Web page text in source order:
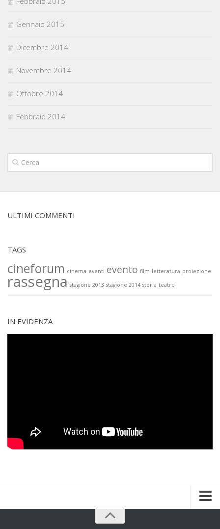
Gennaio 2015
Dicembre 2014
Novembre 2014
Ottobre 2014
Febbraio 2014
ULTIMI COMMENTI
TAGS
cineforum cinema eventi evento film letteratura proiezione
rassegna stagione 2013 stagione 2014 storia teatro
IN EVIDENZA